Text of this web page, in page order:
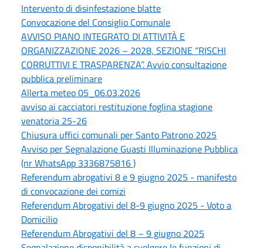
Intervento di disinfestazione blatte
Convocazione del Consiglio Comunale
AVVISO PIANO INTEGRATO DI ATTIVITÀ E
ORGANIZZAZIONE 2026 – 2028, SEZIONE “RISCHI
CORRUTTIVI E TRASPARENZA”. Avvio consultazione
pubblica preliminare
Allerta meteo 05_06.03.2026
avviso ai cacciatori restituzione foglina stagione
venatoria 25-26
Chiusura uffici comunali per Santo Patrono 2025
Avviso per Segnalazione Guasti Illuminazione Pubblica
(nr WhatsApp 3336875816 )
Referendum abrogativi 8 e 9 giugno 2025 - manifesto
di convocazione dei comizi
Referendum Abrogativi del 8-9 giugno 2025 - Voto a
Domicilio
Referendum Abrogativi del 8 – 9 giugno 2025